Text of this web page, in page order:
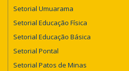
Setorial Umuarama
Setorial Educação Física
Setorial Educação Básica
Setorial Pontal
Setorial Patos de Minas